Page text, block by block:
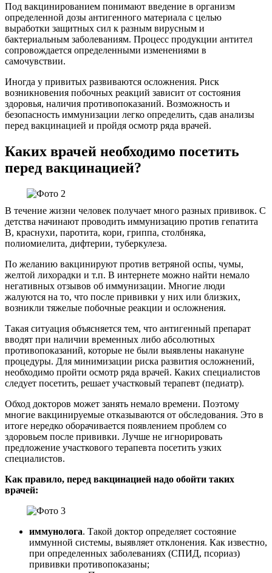
Под вакцинированием понимают введение в организм
определенной дозы антигенного материала с целью
выработки защитных сил к разным вирусным и
бактериальным заболеваниям. Процесс продукции антител
сопровождается определенными изменениями в
самочувствии.
Иногда у привитых развиваются осложнения. Риск
возникновения побочных реакций зависит от состояния
здоровья, наличия противопоказаний. Возможность и
безопасность иммунизации легко определить, сдав анализы
перед вакцинацией и пройдя осмотр ряда врачей.
Каких врачей необходимо посетить
перед вакцинацией?
В течение жизни человек получает много разных прививок. С
детства начинают проводить иммунизацию против гепатита
В, краснухи, паротита, кори, гриппа, столбняка,
полиомиелита, дифтерии, туберкулеза.
По желанию вакцинируют против ветряной оспы, чумы,
желтой лихорадки и т.п. В интернете можно найти немало
негативных отзывов об иммунизации. Многие люди
жалуются на то, что после прививки у них или близких,
возникли тяжелые побочные реакции и осложнения.
Такая ситуация объясняется тем, что антигенный препарат
вводят при наличии временных либо абсолютных
противопоказаний, которые не были выявлены накануне
процедуры. Для минимизации риска развития осложнений,
необходимо пройти осмотр ряда врачей. Каких специалистов
следует посетить, решает участковый терапевт (педиатр).
Обход докторов может занять немало времени. Поэтому
многие вакцинируемые отказываются от обследования. Это в
итоге нередко оборачивается появлением проблем со
здоровьем после прививки. Лучше не игнорировать
предложение участкового терапевта посетить узких
специалистов.
Как правило, перед вакцинацией надо обойти таких
врачей:
иммунолога. Такой доктор определяет состояние
иммунной системы, выявляет отклонения. Как известно,
при определенных заболеваниях (СПИД, псориаз)
прививки противопоказаны;